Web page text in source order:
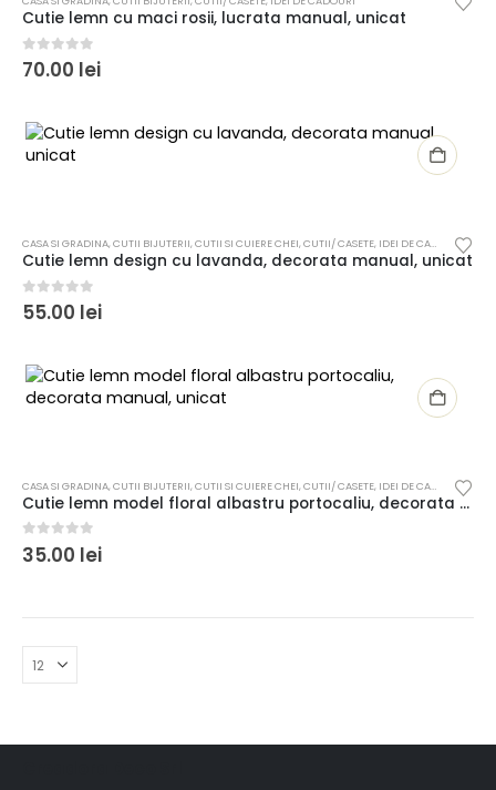
Cutie lemn cu maci rosii, lucrata manual, unicat
0out of 5
70.00 lei
CASA SI GRADINA,CUTII BIJUTERII,CUTII SI CUIERE CHEI,CUTII/ CASETE, IDEI DE CADOURI
Cutie lemn design cu lavanda, decorata manual, unicat
0out of 5
55.00 lei
CASA SI GRADINA,CUTII BIJUTERII,CUTII SI CUIERE CHEI,CUTII/ CASETE, IDEI DE CADOURI
Cutie lemn model floral albastru portocaliu, decorata manual, unicat
0out of 5
35.00 lei